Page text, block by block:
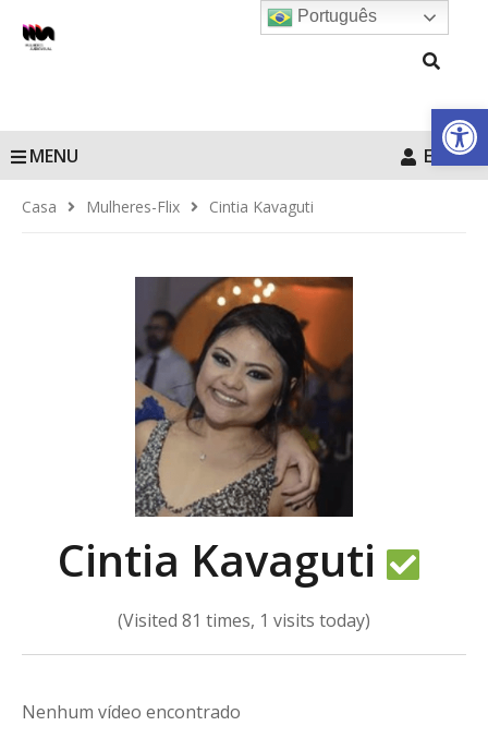
Barra de
MENU Entrar
Casa Mulheres-Flix Cintia Kavaguti
Cintia Kavaguti
(Visited 81 times, 1 visits today)
Nenhum vídeo encontrado
Português